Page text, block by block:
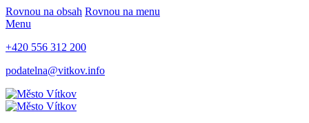
Rovnou na obsah Rovnou na menu
Menu
+420 556 312 200
podatelna@vitkov.info